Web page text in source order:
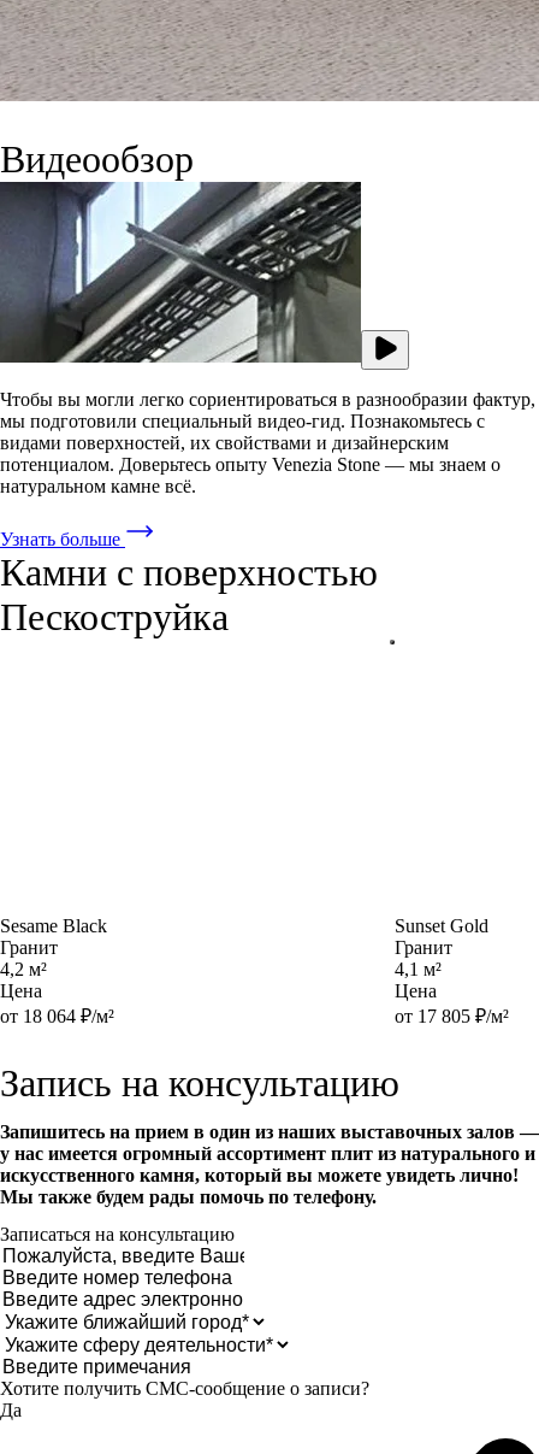
Видеообзор
Чтобы вы могли легко сориентироваться в разнообразии фактур,
мы подготовили специальный видео-гид. Познакомьтесь с
видами поверхностей, их свойствами и дизайнерским
потенциалом. Доверьтесь опыту Venezia Stone — мы знаем о
натуральном камне всё.
Узнать больше
Камни с поверхностью
Пескоструйка
Sesame Black
Гранит
4,2 м²
Цена
от 18 064 ₽/м²
Sunset Gold
Гранит
4,1 м²
Цена
от 17 805 ₽/м²
Запись на консультацию
Запишитесь на прием в один из наших выставочных залов —
у нас имеется огромный ассортимент плит из натурального и
искусственного камня, который вы можете увидеть лично!
Мы также будем рады помочь по телефону.
Записаться на консультацию
Хотите получить CМС-сообщение о записи?
Да